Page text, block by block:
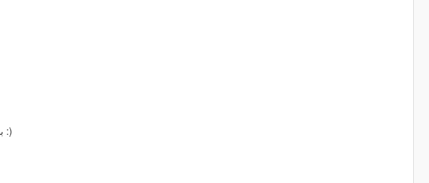
بصلح اخطاء الموتر انتظرو التحديثات وشكراً :)